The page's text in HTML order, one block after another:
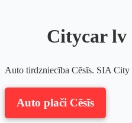
Citycar lv
Auto tirdzniecība Cēsīs. SIA City
Auto plači Cēsīs